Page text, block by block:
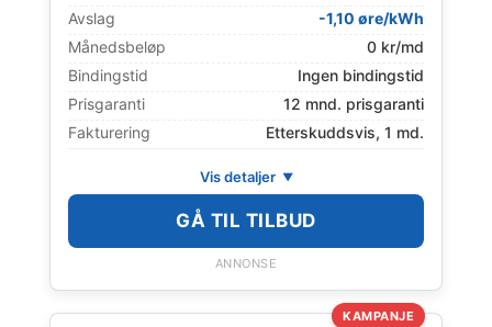
Avslag
-1,10 øre/kWh
Månedsbeløp
0 kr/md
Bindingstid
Ingen bindingstid
Prisgaranti
12 mnd. prisgaranti
Fakturering
Etterskuddsvis, 1 md.
Vis detaljer
GÅ TIL TILBUD
ANNONSE
KAMPANJE